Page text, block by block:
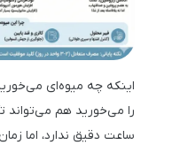
اینکه چه میوه‌ای
را می‌خورید هم می‌تواند
ساعت دقیق ندارد، اما